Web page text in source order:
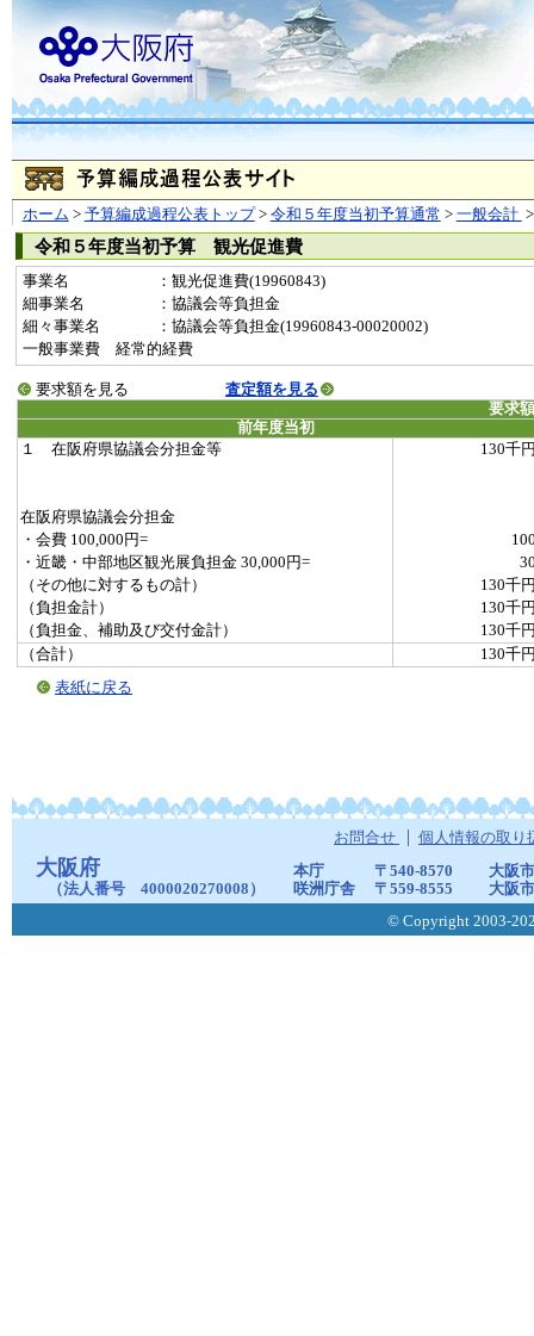
ホーム > 予算編成過程公表トップ> 令和５年度当初予算通常 > 一般会計
令和５年度当初予算 観光促進費
事業名
：観光促進費(19960843)
細事業名
：協議会等負担金
細々事業名
：協議会等負担金(19960843-00020002)
一般事業費 経常的経費
要求額を見る
査定額を見る
要求
前年度当初
１ 在阪府県協議会分担金等
130千
在阪府県協議会分担金
・会費 100,000円=
・近畿・中部地区観光展負担金 30,000円=
（その他に対するもの計）
130千
（負担金計）
130千
（負担金、補助及び交付金計）
130千
（合計）
130千
表紙に戻る
お問合せ 個人情報の取り
大阪府
（法人番号 4000020270008）
本庁 〒540-8570
大阪
咲洲庁舎
〒559-8555
大阪
© Copyright 2003-